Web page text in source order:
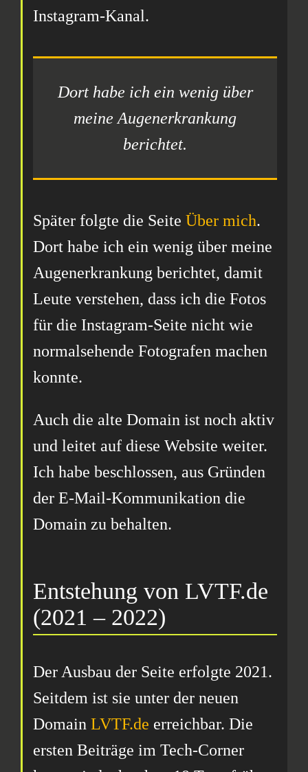
Instagram-Kanal.
Dort habe ich ein wenig über
meine Augenerkrankung
berichtet.
Später folgte die SeiteÜber mich.
Dort habe ich ein wenig über meine
Augenerkrankung berichtet, damit
Leute verstehen, dass ich die Fotos
für die Instagram-Seite nicht wie
normalsehende Fotografen machen
konnte.
Auch die alte Domain ist noch aktiv
und leitet auf diese Website weiter.
Ich habe beschlossen, aus Gründen
der E-Mail-Kommunikation die
Domain zu behalten.
Entstehung von LVTF.de
(2021 – 2022)
Der Ausbau der Seite erfolgte 2021.
Seitdem ist sie unter der neuen
DomainLVTF.de erreichbar. Die
ersten Beiträge im Tech-Corner